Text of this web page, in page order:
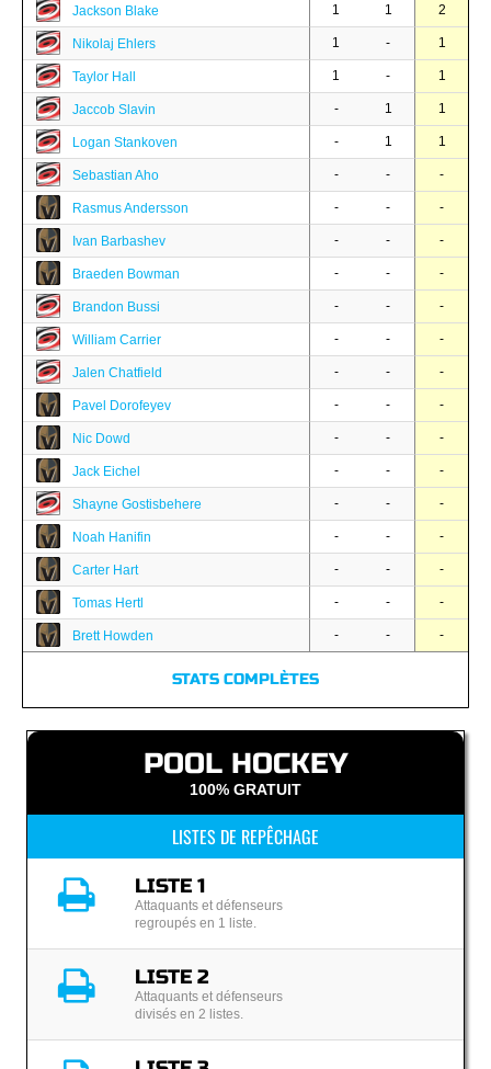
Jackson Blake 1 1 2
Nikolaj Ehlers 1 - 1
Taylor Hall 1 - 1
Jaccob Slavin - 1 1
Logan Stankoven - 1 1
Sebastian Aho - - -
Rasmus Andersson - - -
Ivan Barbashev - - -
Braeden Bowman - - -
Brandon Bussi - - -
William Carrier - - -
Jalen Chatfield - - -
Pavel Dorofeyev - - -
Nic Dowd - - -
Jack Eichel - - -
Shayne Gostisbehere - - -
Noah Hanifin - - -
Carter Hart - - -
Tomas Hertl - - -
Brett Howden - - -
STATS COMPLÈTES
POOL HOCKEY
100% GRATUIT
LISTES DE REPÊCHAGE
LISTE 1
Attaquants et défenseurs
regroupés en 1 liste.
LISTE 2
Attaquants et défenseurs
divisés en 2 listes.